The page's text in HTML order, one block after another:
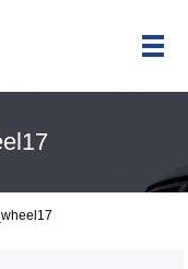
メ